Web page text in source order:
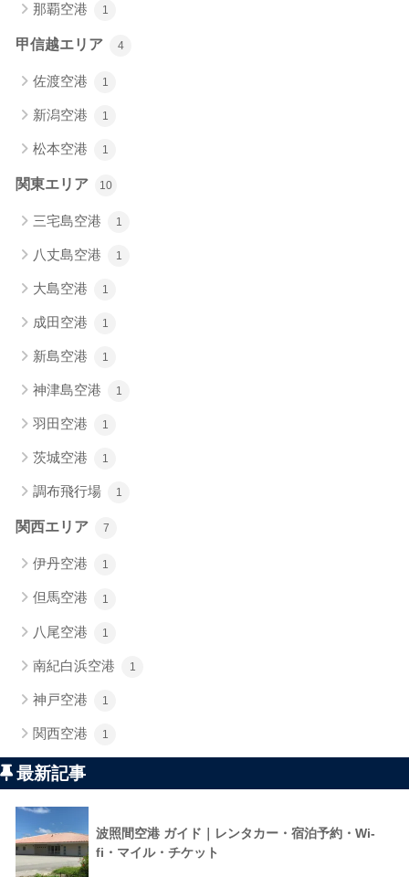
那覇空港 1
甲信越エリア 4
佐渡空港 1
新潟空港 1
松本空港 1
関東エリア 10
三宅島空港 1
八丈島空港 1
大島空港 1
成田空港 1
新島空港 1
神津島空港 1
羽田空港 1
茨城空港 1
調布飛行場 1
関西エリア 7
伊丹空港 1
但馬空港 1
八尾空港 1
南紀白浜空港 1
神戸空港 1
関西空港 1
最新記事
波照間空港 ガイド｜レンタカー・宿泊予約・Wi-
fi・マイル・チケット